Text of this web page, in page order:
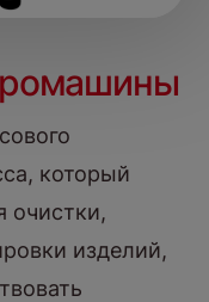
который
очистки,
изделий,